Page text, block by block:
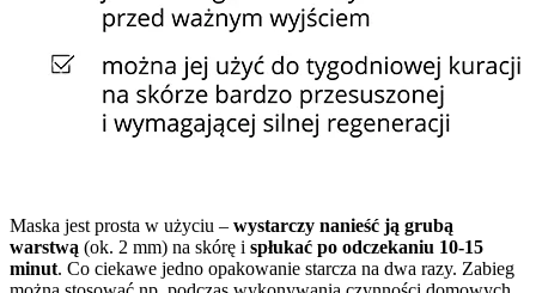
Maska jest prosta w użyciu – wystarczy nanieść ją grubą
warstwą (ok. 2 mm) na skórę i spłukać po odczekaniu 10-15
minut. Co ciekawe jedno opakowanie starcza na dwa razy. Zabieg